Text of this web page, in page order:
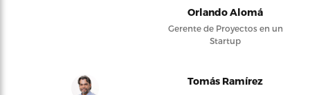
Orlando Alomá
Gerente de Proyectos en un
Startup
Tomás Ramírez